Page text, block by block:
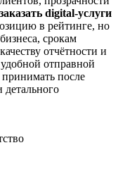
заказать digital-услуги
в рейтинге, но
срокам
отчётности и
отправной
принимать после